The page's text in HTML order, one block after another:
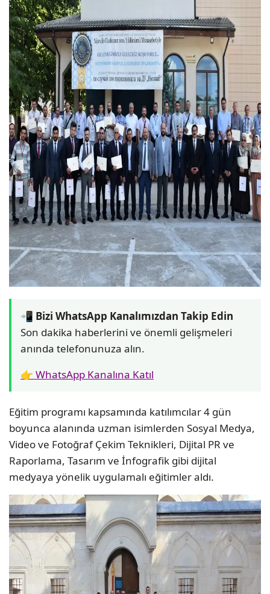
📲 Bizi WhatsApp Kanalımızdan Takip Edin
Son dakika haberlerini ve önemli gelişmeleri
anında telefonunuza alın.
👉 WhatsApp Kanalına Katıl
Eğitim programı kapsamında katılımcılar 4 gün
boyunca alanında uzman isimlerden Sosyal Medya,
Video ve Fotoğraf Çekim Teknikleri, Dijital PR ve
Raporlama, Tasarım ve İnfografik gibi dijital
medyaya yönelik uygulamalı eğitimler aldı.